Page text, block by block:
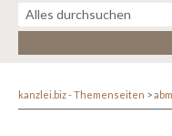
kanzlei.biz - Themenseiten